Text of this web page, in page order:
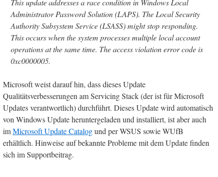
This update addresses a race condition in Windows Local
Administrator Password Solution (LAPS). The Local Security
Authority Subsystem Service (LSASS) might stop responding.
This occurs when the system processes multiple local account
operations at the same time. The access violation error code is
0xc0000005.
Microsoft weist darauf hin, dass dieses Update
Qualitätsverbesserungen am Servicing Stack (der ist für Microsoft
Updates verantwortlich) durchführt. Dieses Update wird automatisch
von Windows Update heruntergeladen und installiert, ist aber auch
imMicrosoft Update Catalogund per WSUS sowie WUfB
erhältlich. Hinweise auf bekannte Probleme mit dem Update finden
sich im Supportbeitrag.